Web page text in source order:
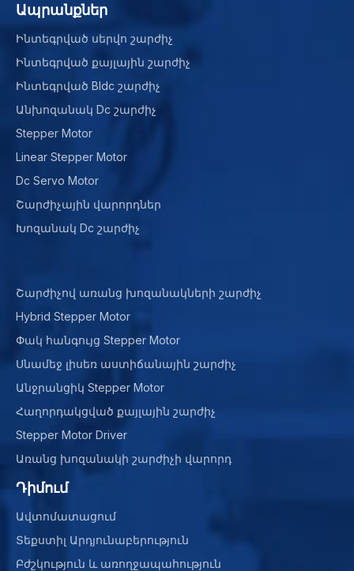
Ապրանքներ
Ինտեգրված սերվո շարժիչ
Ինտեգրված քայլային շարժիչ
Ինտեգրված Bldc շարժիչ
Անխոզանակ Dc շարժիչ
Stepper Motor
Linear Stepper Motor
Dc Servo Motor
Շարժիչային վարորդներ
Խոզանակ Dc շարժիչ
Շարժիչով առանց խոզանակների շարժիչ
Hybrid Stepper Motor
Փակ հանգույց Stepper Motor
Սնամեջ լիսեռ աստիճանային շարժիչ
Անջրանցիկ Stepper Motor
Հաղորդակցված քայլային շարժիչ
Stepper Motor Driver
Առանց խոզանակի շարժիչի վարորդ
Դիմում
Ավտոմատացում
Տեքստիլ Արդյունաբերություն
Բժշկություն և առողջապահություն